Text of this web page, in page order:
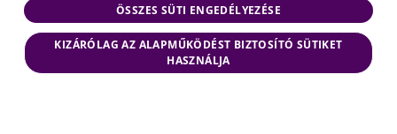
ÖSSZES SÜTI ENGEDÉLYEZÉSE
KIZÁRÓLAG AZ ALAPMŰKÖDÉST BIZTOSÍTÓ SÜTIKET
HASZNÁLJA